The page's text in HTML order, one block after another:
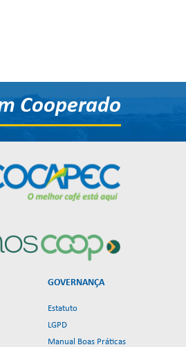
Cooperado
GOVERNANÇA
Estatuto
LGPD
Manual Boas Práticas